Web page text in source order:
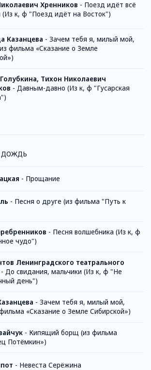
Хренников - Поезд идёт всё
(Из к, ф "Поезд идёт на Восток")
Казанцева - Зачем тебя я, милый мой,
фильма «Сказание о Земле
Тихон Николаевич
- Давным-давно (Из к, ф "Гусарская
ДОЖДЬ
- Прощание
- Песня о друге (из фильма "Путь к
- Песня волшебника (Из к, ф
чудо")
Ленинградского театрального
- До свидания, мальчики (Из к, ф "Не
день")
- Зачем тебя я, милый мой,
«Сказание о Земле Сибирской»)
- Кипящий борщ (из фильма
Потёмкин»)
- Невеста Серёжина